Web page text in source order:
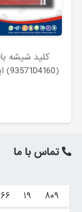
كليد شيشه
(93571D4160) اپتیما نیو JF
تماس با ما
۱۹
۸۰۹